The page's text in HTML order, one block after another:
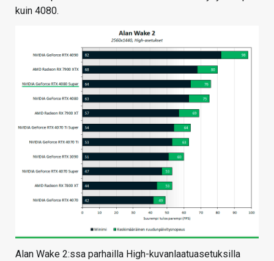
kuin 4080.
Alan Wake 2:ssa parhailla High-kuvanlaatuasetuksilla